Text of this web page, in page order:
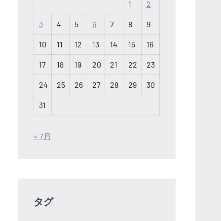
1 2
3 4 5 6 7 8 9
10 11 12 13 14 15 16
17 18 19 20 21 22 23
24 25 26 27 28 29 30
31
« 7月
タグ